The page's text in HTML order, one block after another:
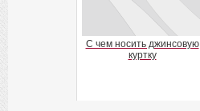
С чем носить джинсовую
куртку